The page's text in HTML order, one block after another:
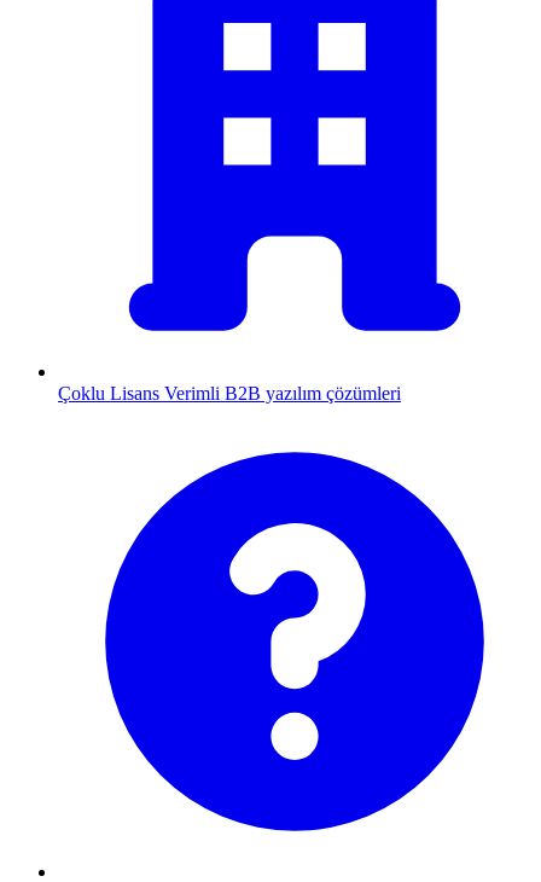
Çoklu Lisans Verimli B2B yazılım çözümleri